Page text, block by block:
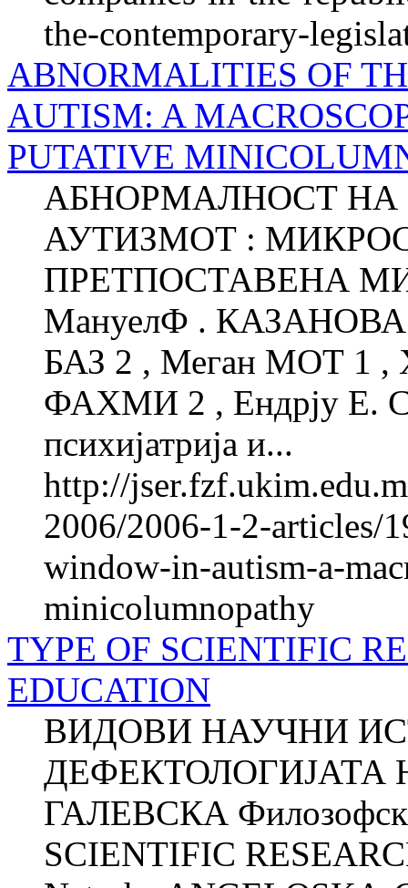
the-contemporary-
ABNORMALITIES OF
AUTISM: A
PUTATIVE
АБНОРМАЛНОСТ НА
АУТИЗМОТ :
ПРЕТПОСТАВЕНА
МануелФ . КАЗАНОВА
БАЗ 2 , Меган МОТ 1 ,
ФАХМИ 2 , Ендрју Е.
психијатрија и...
http://
2006/2006-1-2-articles/
window-in-autism-a-
minicolumnopathy
TYPE OF SCIENTIFIC
EDUCATION
ВИДОВИ НАУЧНИ
ДЕФЕКТОЛОГИЈАТА
ГАЛЕВСКА
SCIENTIFIC